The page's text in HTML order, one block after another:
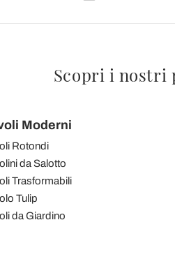
Scopri i nostri
Moderni
Rotondi
da Salotto
Trasformabili
Tulip
da Giardino